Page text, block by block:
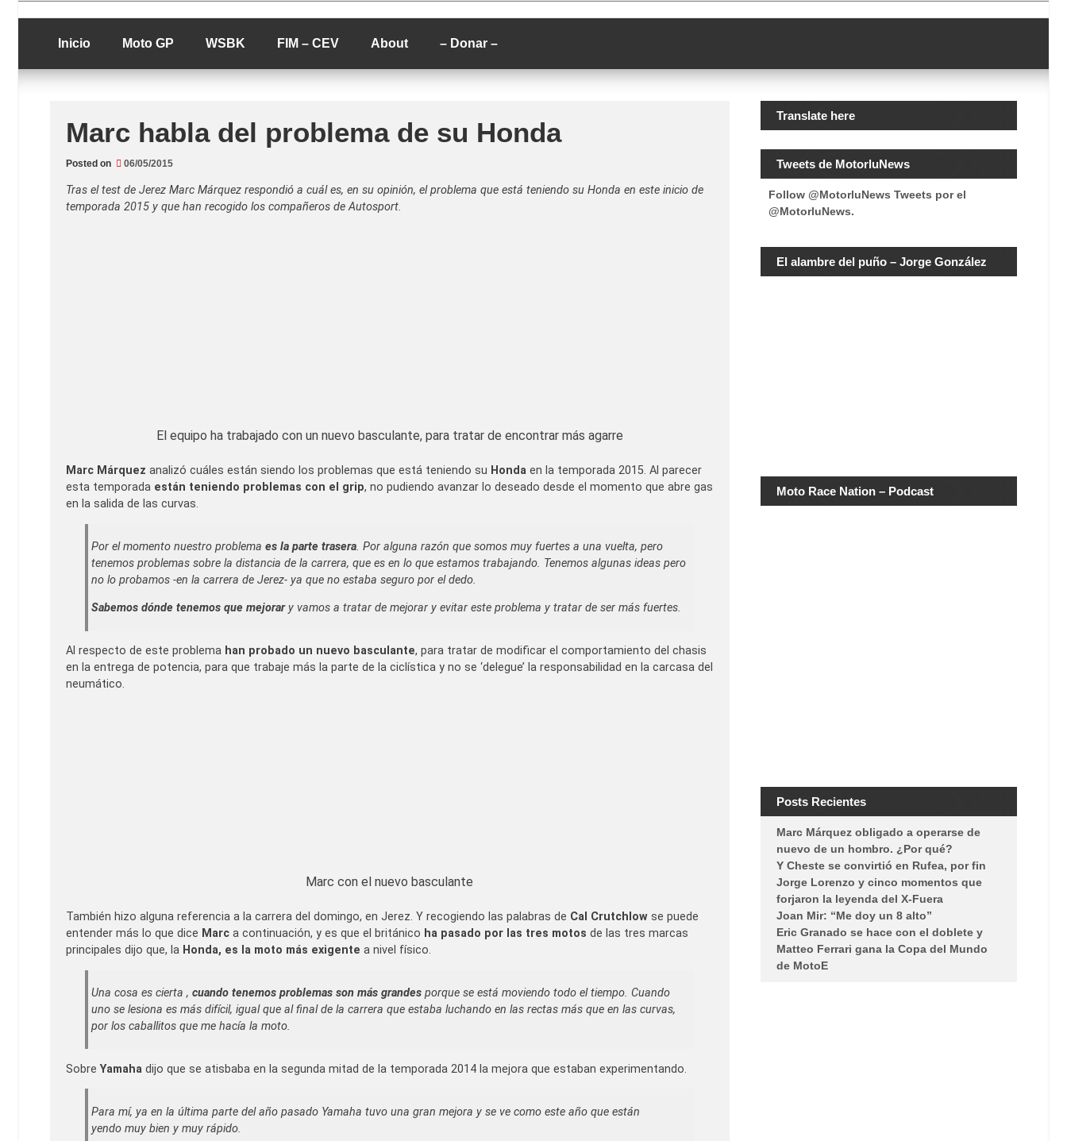
to
contentLucio Lopez GP
luciolopezgp
Inicio Moto GP WSBK FIM – CEV About – Donar –
Marc habla del problema de su Honda
Posted on 06/05/2015
Tras el test de Jerez Marc Márquez respondió a cuál es, en su opinión, el problema que está teniendo su Honda en este inicio de
temporada 2015 y que han recogido los compañeros de Autosport.
El equipo ha trabajado con un nuevo basculante, para tratar de encontrar más agarre
Marc Márquez analizó cuáles están siendo los problemas que está teniendo su Honda en la temporada 2015. Al parecer
esta temporada están teniendo problemas con el grip, no pudiendo avanzar lo deseado desde el momento que abre gas
en la salida de las curvas.
Por el momento nuestro problema es la parte trasera. Por alguna razón que somos muy fuertes a una vuelta, pero
tenemos problemas sobre la distancia de la carrera, que es en lo que estamos trabajando. Tenemos algunas ideas pero
no lo probamos -en la carrera de Jerez- ya que no estaba seguro por el dedo.
Sabemos dónde tenemos que mejorary vamos a tratar de mejorar y evitar este problema y tratar de ser más fuertes.
Al respecto de este problema han probado un nuevo basculante, para tratar de modificar el comportamiento del chasis
en la entrega de potencia, para que trabaje más la parte de la ciclística y no se ‘delegue’ la responsabilidad en la carcasa del
neumático.
Marc con el nuevo basculante
También hizo alguna referencia a la carrera del domingo, en Jerez. Y recogiendo las palabras de Cal Crutchlow se puede
entender más lo que dice Marc a continuación, y es que el británico ha pasado por las tres motos de las tres marcas
principales dijo que, la Honda, es la moto más exigente a nivel físico.
Una cosa es cierta , cuando tenemos problemas son más grandes porque se está moviendo todo el tiempo. Cuando
uno se lesiona es más difícil, igual que al final de la carrera que estaba luchando en las rectas más que en las curvas,
por los caballitos que me hacía la moto.
SobreYamaha dijo que se atisbaba en la segunda mitad de la temporada 2014 la mejora que estaban experimentando.
Para mí, ya en la última parte del año pasado Yamaha tuvo una gran mejora y se ve como este año que están
yendo muy bien y muy rápido.
Translate here
Tweets de MotorluNews
Follow @MotorluNews Tweets por el
@MotorluNews.
El alambre del puño – Jorge González
Moto Race Nation – Podcast
Posts Recientes
Marc Márquez obligado a operarse de
nuevo de un hombro. ¿Por qué?
Y Cheste se convirtió en Rufea, por fin
Jorge Lorenzo y cinco momentos que
forjaron la leyenda del X-Fuera
Joan Mir: “Me doy un 8 alto”
Eric Granado se hace con el doblete y
Matteo Ferrari gana la Copa del Mundo
de MotoE